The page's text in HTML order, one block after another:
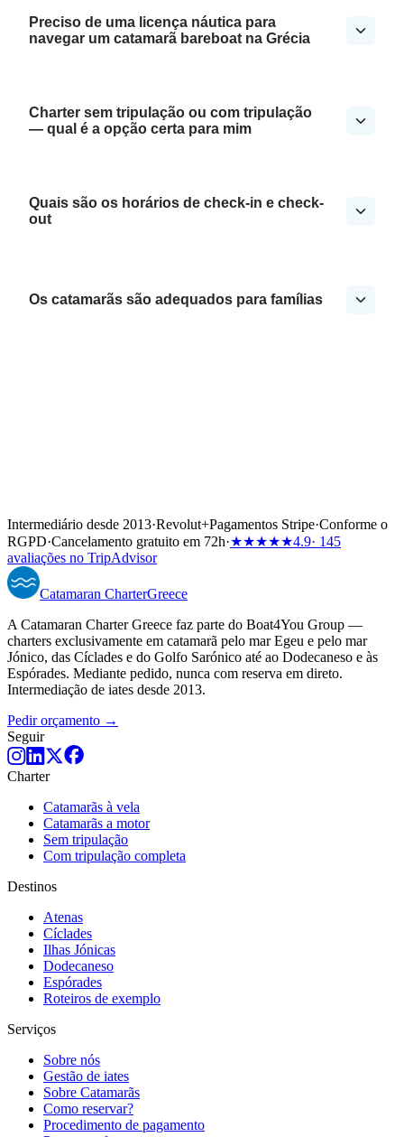
Preciso de uma licença náutica para
navegar um catamarã bareboat na Grécia
Charter sem tripulação ou com tripulação
— qual é a opção certa para mim
Quais são os horários de check-in e check-
out
Os catamarãs são adequados para famílias
Intermediário desde 2013·Revolut+Pagamentos Stripe·Conforme o
RGPD·Cancelamento gratuito em 72h·★★★★★4.9· 145
avaliações no TripAdvisor
Catamaran CharterGreece
A Catamaran Charter Greece faz parte do Boat4You Group —
charters exclusivamente em catamarã pelo mar Egeu e pelo mar
Jónico, das Cíclades e do Golfo Sarónico até ao Dodecaneso e às
Espórades. Mediante pedido, nunca com reserva em direto.
Intermediação de iates desde 2013.
Pedir orçamento →
Seguir
Charter
Catamarãs à vela
Catamarãs a motor
Sem tripulação
Com tripulação completa
Destinos
Atenas
Cíclades
Ilhas Jónicas
Dodecaneso
Espórades
Roteiros de exemplo
Serviços
Sobre nós
Gestão de iates
Sobre Catamarãs
Como reservar?
Procedimento de pagamento